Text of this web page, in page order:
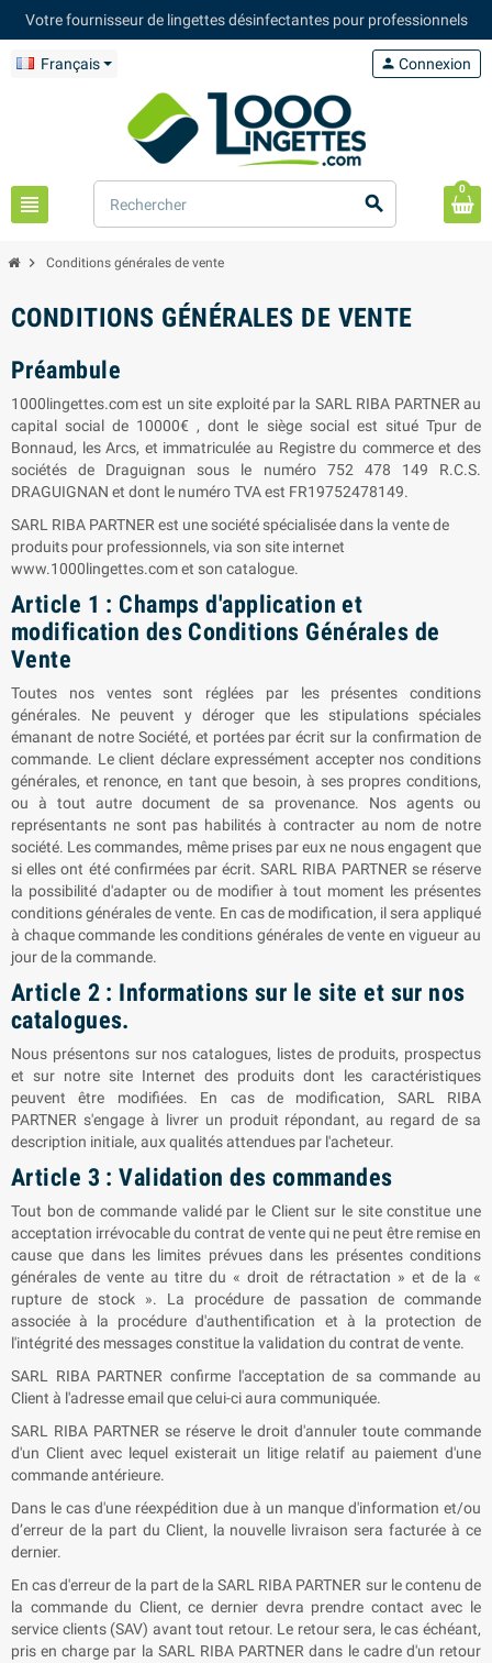
Votre fournisseur de lingettes désinfectantes pour professionnels
Français
view_headline search
person Connexion
0
chevron_right Conditions générales de vente
CONDITIONS GÉNÉRALES DE VENTE
Préambule
1000lingettes.com est un site exploité par la SARL RIBA PARTNERau
capital social de 10000€ , dont le siège social est situé Tpur de
Bonnaud, les Arcs, et immatriculée au Registre du commerce et des
sociétés de Draguignan sous le numéro 752 478 149 R.C.S.
DRAGUIGNAN et dont le numéro TVA est FR19752478149.
SARL RIBA PARTNER est une société spécialisée dans la vente de
produits pour professionnels, via son site internet
www.1000lingettes.com et son catalogue.
Article 1 : Champs d'application et
modification des Conditions Générales de
Vente
Toutes nos ventes sont réglées par les présentes conditions
générales. Ne peuvent y déroger que les stipulations spéciales
émanant de notre Société, et portées par écrit sur la confirmation de
commande. Le client déclare expressément accepter nos conditions
générales, et renonce, en tant que besoin, à ses propres conditions,
ou à tout autre document de sa provenance. Nos agents ou
représentants ne sont pas habilités à contracter au nom de notre
société. Les commandes, même prises par eux ne nous engagent que
si elles ont été confirmées par écrit. SARL RIBA PARTNER se réserve
la possibilité d'adapter ou de modifier à tout moment les présentes
conditions générales de vente. En cas de modification, il sera appliqué
à chaque commande les conditions générales de vente en vigueur au
jour de la commande.
Article 2 : Informations sur le site et sur nos
catalogues.
Nous présentons sur nos catalogues, listes de produits, prospectus
et sur notre site Internet des produits dont les caractéristiques
peuvent être modifiées. En cas de modification, SARL RIBA
PARTNER s'engage à livrer un produit répondant, au regard de sa
description initiale, aux qualités attendues par l'acheteur.
Article 3 : Validation des commandes
Tout bon de commande validé par le Client sur le site constitue une
acceptation irrévocable du contrat de vente qui ne peut être remise en
cause que dans les limites prévues dans les présentes conditions
générales de vente au titre du « droit de rétractation » et de la «
rupture de stock ». La procédure de passation de commande
associée à la procédure d'authentification et à la protection de
l'intégrité des messages constitue la validation du contrat de vente.
SARL RIBA PARTNER confirme l'acceptation de sa commande au
Client à l'adresse email que celui-ci aura communiquée.
SARL RIBA PARTNER se réserve le droit d'annuler toute commande
d'un Client avec lequel existerait un litige relatif au paiement d'une
commande antérieure.
Dans le cas d'une réexpédition due à un manque d'information et/ou
d’erreur de la part du Client, la nouvelle livraison sera facturée à ce
dernier.
En cas d'erreur de la part de la SARL RIBA PARTNER sur le contenu de
la commande du Client, ce dernier devra prendre contact avec le
service clients (SAV) avant tout retour. Le retour sera, le cas échéant,
pris en charge par la SARL RIBA PARTNERdans le cadre d'un retour